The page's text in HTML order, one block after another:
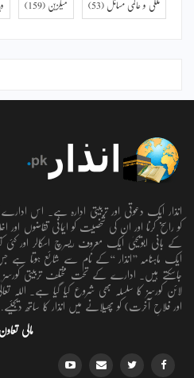
ملکی و عالمی مسائل (53) میگزین (159)
انذار ایک دعوتی اور تربیتی ادارہ ہے۔ اس
کو راسخ کرنا اور ان کی شخصیت کو ایمانی تقاضوں
کے بانی ابویحییٰ ایک معروف ریسرچ اسکالر اور
ایک ماہنامہ ’’انذار ‘‘کے نام سے شائع
جاسکتے ہیں۔ ادارے کے تحت مختلف تربیتی
لائن کورسز کا سلسلہ بھی شروع کیا گیا ہے۔ اللہ
اور فلاحِ آخرت) کو پھیلانے میں انذار کا ساتھ دیجئیے.
مالی تعاون